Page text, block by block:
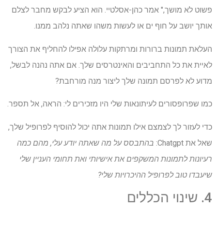
פשוט לא מושך," אמר כהן-אסלטיי. הוא הציע לבקש מחבר לצלם
אותך יושב על חוף ים או לעשות משהו שאתה נלהב ממנו.
העלאת תמונות ברורות ומרתקות עלולה אפילו להחליף את הצורך
לאיית את כל התחביבים והאינטרסים שלך. אם אתה נהנה לבשל, ​​
מדוע לא לפרסם תמונה שלך ליצור מנה מורחבת?
כמו שפרופסורים לעיתונאות שלי היו מזכירים לי: הראה, אל תספר.
כדי לעזור לך לצמצם אילו תמונות אתה יכול להוסיף לפרופיל שלך,
שאל את Chatgpt:
בהתבסס על מה שאתה יודע עלי, מהם כמה
רעיונות לתמונות המשקפים את אישיותי ואת תחומי העניין שלי
שיעבדו טוב לפרופיל ההיכרויות שלי?
4. שינוי הכללים